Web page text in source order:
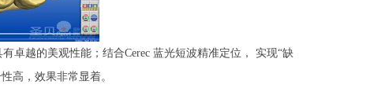
卓越的美观性能；结合Cerec 蓝光短波精准定位， 实现“缺
高，效果非常显着。